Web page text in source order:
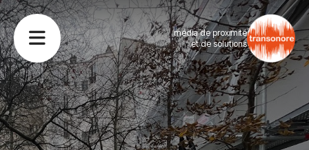
média de proximité
et de solutions